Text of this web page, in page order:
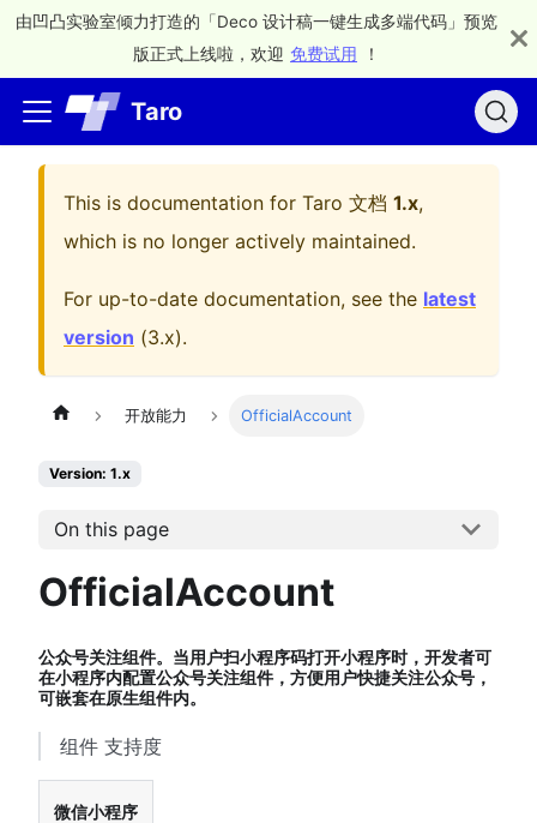
由凹凸实验室倾力打造的「Deco 设计稿一键生成多端代码」预览
版正式上线啦，欢迎 免费试用 ！
Taro
This is documentation for Taro 文档 1.x,
which is no longer actively maintained.
For up-to-date documentation, see the latest
version (3.x).
开放能力 OfficialAccount
Version: 1.x
On this page
OfficialAccount
公众号关注组件。当用户扫小程序码打开小程序时，开发者可
在小程序内配置公众号关注组件，方便用户快捷关注公众号，
可嵌套在原生组件内。
组件 支持度
微信小程序